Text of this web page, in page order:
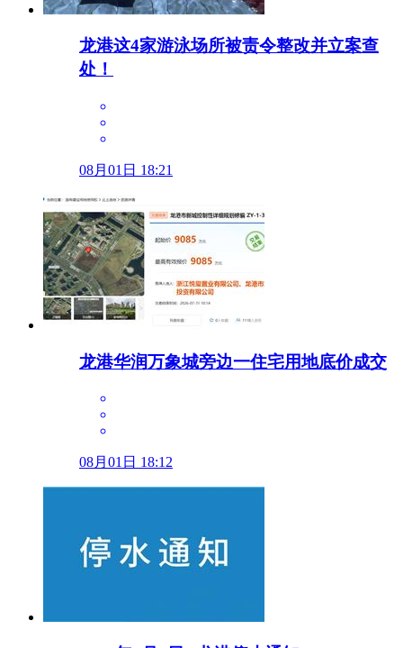
龙港这4家游泳场所被责令整改并立案查
处！
08月01日 18:21
龙港华润万象城旁边一住宅用地底价成交
08月01日 18:12